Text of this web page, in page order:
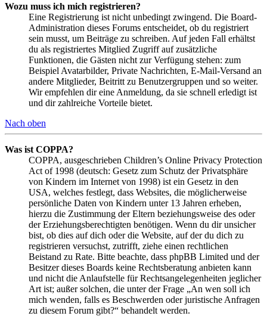
Wozu muss ich mich registrieren?
Eine Registrierung ist nicht unbedingt zwingend. Die Board-
Administration dieses Forums entscheidet, ob du registriert
sein musst, um Beiträge zu schreiben. Auf jeden Fall erhältst
du als registriertes Mitglied Zugriff auf zusätzliche
Funktionen, die Gästen nicht zur Verfügung stehen: zum
Beispiel Avatarbilder, Private Nachrichten, E-Mail-Versand an
andere Mitglieder, Beitritt zu Benutzergruppen und so weiter.
Wir empfehlen dir eine Anmeldung, da sie schnell erledigt ist
und dir zahlreiche Vorteile bietet.
Nach oben
Was ist COPPA?
COPPA, ausgeschrieben Children’s Online Privacy Protection
Act of 1998 (deutsch: Gesetz zum Schutz der Privatsphäre
von Kindern im Internet von 1998) ist ein Gesetz in den
USA, welches festlegt, dass Websites, die möglicherweise
persönliche Daten von Kindern unter 13 Jahren erheben,
hierzu die Zustimmung der Eltern beziehungsweise des oder
der Erziehungsberechtigten benötigen. Wenn du dir unsicher
bist, ob dies auf dich oder die Website, auf der du dich zu
registrieren versuchst, zutrifft, ziehe einen rechtlichen
Beistand zu Rate. Bitte beachte, dass phpBB Limited und der
Besitzer dieses Boards keine Rechtsberatung anbieten kann
und nicht die Anlaufstelle für Rechtsangelegenheiten jeglicher
Art ist; außer solchen, die unter der Frage „An wen soll ich
mich wenden, falls es Beschwerden oder juristische Anfragen
zu diesem Forum gibt?“ behandelt werden.